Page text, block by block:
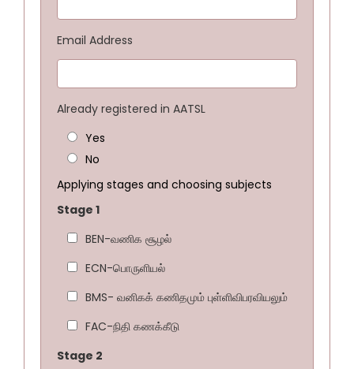
Email Address
Already registered in AATSL
Yes
No
Applying stages and choosing subjects
Stage 1
BEN-வணிக சூழல்
ECN-பொருளியல்
BMS- வனிகக் கணிதமும் புள்ளிவிபரவியலும்
FAC-நிதி கணக்கீடு
Stage 2